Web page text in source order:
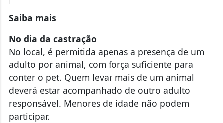
Saiba mais
No dia da castração
No local, é permitida apenas a presença de um
adulto por animal, com força suficiente para
conter o pet. Quem levar mais de um animal
deverá estar acompanhado de outro adulto
responsável. Menores de idade não podem
participar.